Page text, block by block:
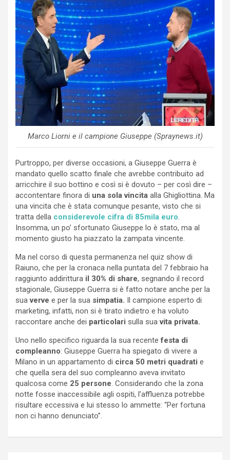
Marco Liorni e il campione Giuseppe (Spraynews.it)
Purtroppo, per diverse occasioni, a Giuseppe Guerra è
mandato quello scatto finale che avrebbe contribuito ad
arricchire il suo bottino e così si è dovuto – per così dire –
accontentare finora di una sola vincita alla Ghigliottina. Ma
una vincita che è stata comunque pesante, visto che si
tratta della considerevole cifra di 85mila euro.
Insomma, un po’ sfortunato Giuseppe lo è stato, ma al
momento giusto ha piazzato la zampata vincente.
Ma nel corso di questa permanenza nel quiz show di
Raiuno, che per la cronaca nella puntata del 7 febbraio ha
raggiunto addirittura il 30% di share, segnando il record
stagionale, Giuseppe Guerra si è fatto notare anche per la
suaverve e per la sua simpatia. Il campione esperto di
marketing, infatti, non si è tirato indietro e ha voluto
raccontare anche dei particolari sulla suavita privata.
Uno nello specifico riguarda la sua recentefesta di
compleanno: Giuseppe Guerra ha spiegato di vivere a
Milano in un appartamento di circa 50 metri quadrati e
che quella sera del suo compleanno aveva invitato
qualcosa come 25 persone. Considerando che la zona
notte fosse inaccessibile agli ospiti, l’affluenza potrebbe
risultare eccessiva e lui stesso lo ammette: “Per fortuna
non ci hanno denunciato”.